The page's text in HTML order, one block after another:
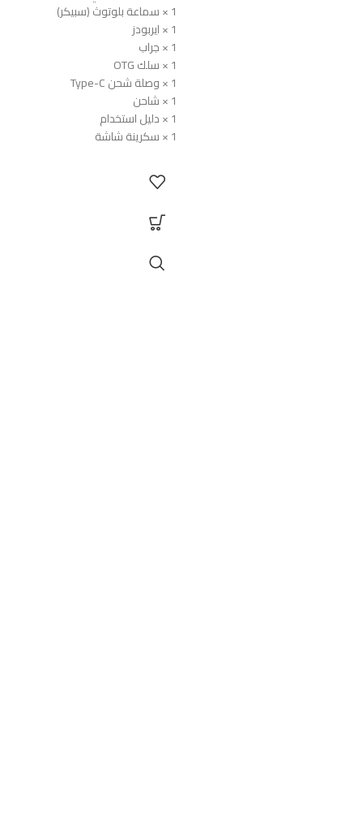
1 × سماعة بلوتوث (سبيكر)
1 × ايربودز
1 × جراب
1 × سلك OTG
1 × وصلة شحن Type-C
1 × شاحن
1 × دليل استخدام
1 × سكرينة شاشة